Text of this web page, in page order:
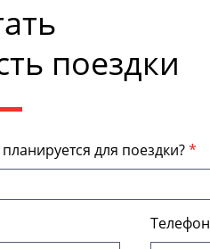
поездки
для поездки?
Телефон